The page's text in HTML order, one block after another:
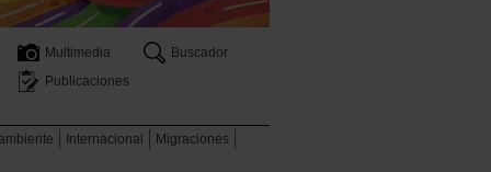
Multimedia
Buscador
Publicaciones
Internacional
Migraciones